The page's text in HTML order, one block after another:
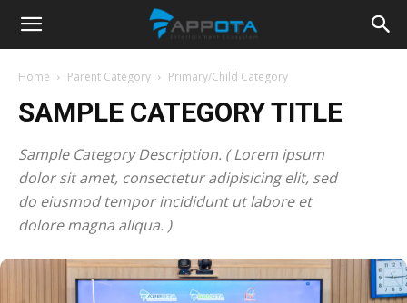
Appota
News
Home Parent Category Primary/Child Category
SAMPLE CATEGORY TITLE
Sample Category Description. ( Lorem ipsum
dolor sit amet, consectetur adipisicing elit, sed
do eiusmod tempor incididunt ut labore et
dolore magna aliqua. )